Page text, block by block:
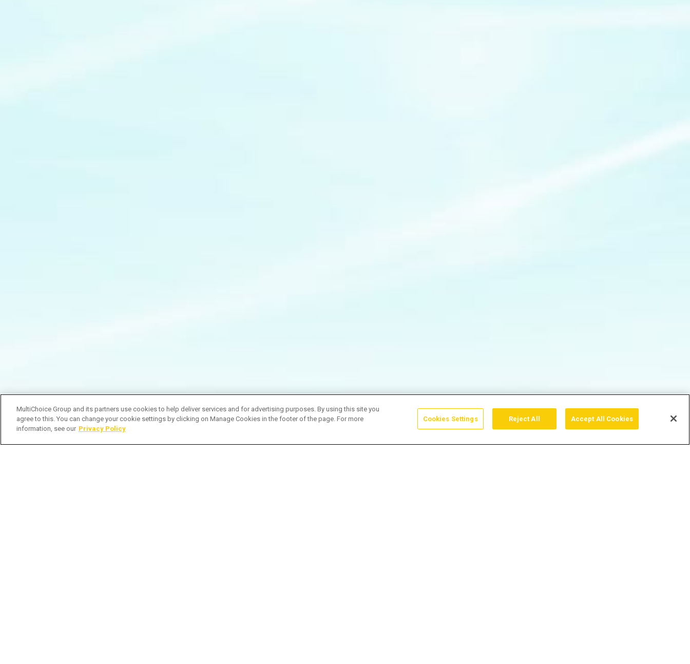
MultiChoice Group and its partners use cookies to help deliver services and for advertising purposes. By using this site you
agree to this. You can change your cookie settings by clicking on Manage Cookies in the footer of the page. For more
information, see our Privacy Policy
Cookies Settings Reject All Accept All Cookies